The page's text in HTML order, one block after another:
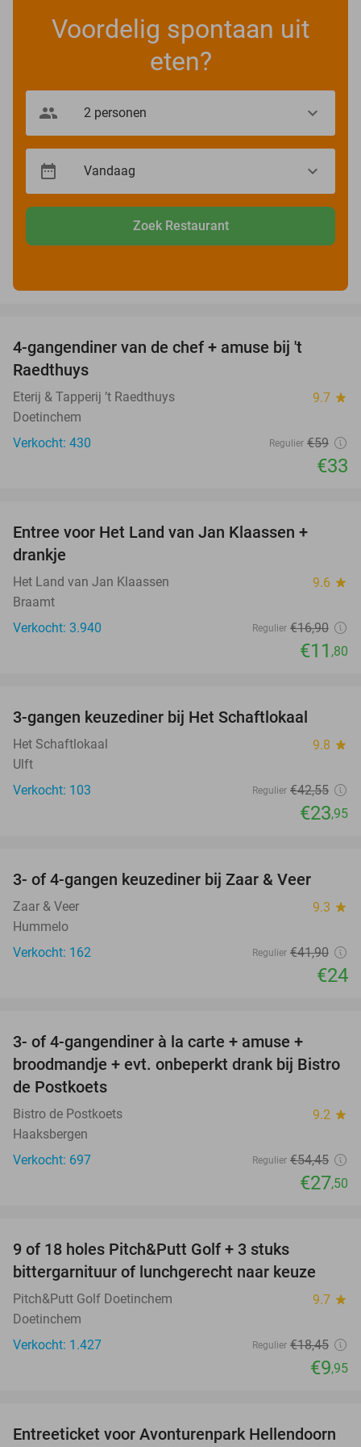
Voordelig spontaan uit
eten?
Zoek Restaurant
4-gangendiner van de chef + amuse bij 't
Raedthuys
Eterij & Tapperij ’t Raedthuys 9.7 star
Doetinchem
Verkocht: 430
Regulier €59
€33
Entree voor Het Land van Jan Klaassen +
drankje
Het Land van Jan Klaassen 9.6 star
Braamt
Verkocht: 3.940
Regulier €16,90
€11 ,80
3-gangen keuzediner bij Het Schaftlokaal
Het Schaftlokaal 9.8 star
Ulft
Verkocht: 103
Regulier €42,55
€23,95
3- of 4-gangen keuzediner bij Zaar & Veer
Zaar & Veer 9.3 star
Hummelo
Verkocht: 162
Regulier €41,90
€24
3- of 4-gangendiner à la carte + amuse +
broodmandje + evt. onbeperkt drank bij Bistro
de Postkoets
Bistro de Postkoets 9.2 star
Haaksbergen
Verkocht: 697
Regulier €54,45
€27,50
9 of 18 holes Pitch&Putt Golf + 3 stuks
bittergarnituur of lunchgerecht naar keuze
Pitch&Putt Golf Doetinchem 9.7 star
Doetinchem
Verkocht: 1.427
Regulier €18,45
€9,95
41%
Entreeticket voor Avonturenpark Hellendoorn